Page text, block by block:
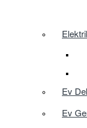
Ev
Ev